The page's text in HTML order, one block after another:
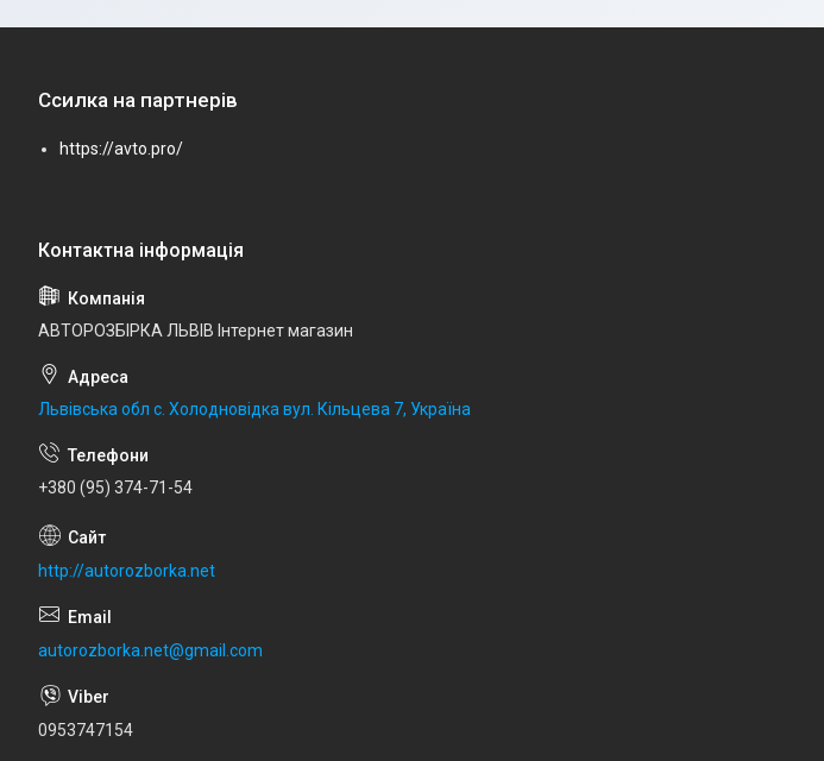
Ссилка на партнерів
https://avto.pro/
АВТОРОЗБІРКА ЛЬВІВ Інтернет магазин
Львівська обл с. Холодновідка вул. Кільцева 7, Україна
+380 (95) 374-71-54
http://autorozborka.net
autorozborka.net@gmail.com
0953747154